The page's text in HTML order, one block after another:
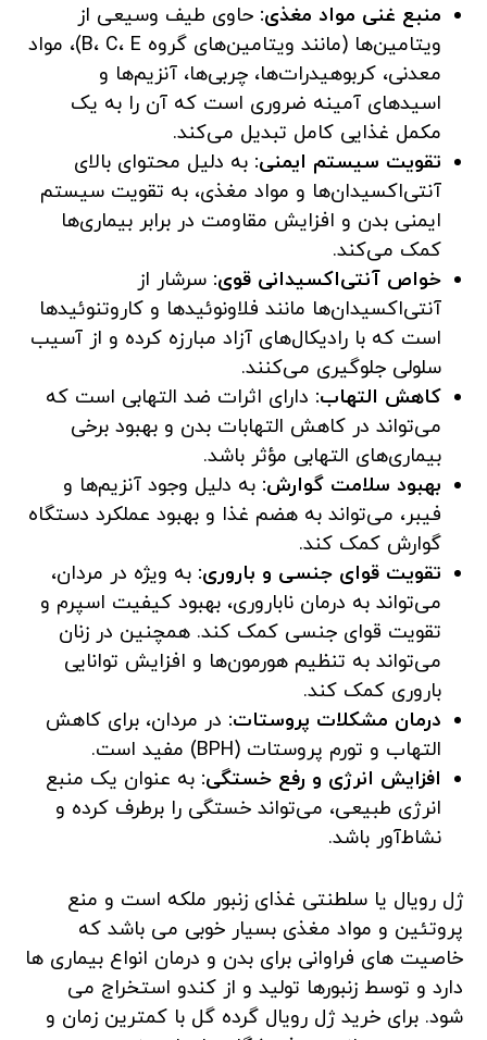
منبع غنی مواد مغذی: حاوی طیف وسیعی از
ویتامین‌ها (مانند ویتامین‌های گروه B، C، E)، مواد
معدنی، کربوهیدرات‌ها، چربی‌ها، آنزیم‌ها و
اسیدهای آمینه ضروری است که آن را به یک
مکمل غذایی کامل تبدیل می‌کند.
تقویت سیستم ایمنی: به دلیل محتوای بالای
آنتی‌اکسیدان‌ها و مواد مغذی، به تقویت سیستم
ایمنی بدن و افزایش مقاومت در برابر بیماری‌ها
کمک می‌کند.
خواص آنتی‌اکسیدانی قوی: سرشار از
آنتی‌اکسیدان‌ها مانند فلاونوئیدها و کاروتنوئیدها
است که با رادیکال‌های آزاد مبارزه کرده و از آسیب
سلولی جلوگیری می‌کنند.
کاهش التهاب: دارای اثرات ضد التهابی است که
می‌تواند در کاهش التهابات بدن و بهبود برخی
بیماری‌های التهابی مؤثر باشد.
بهبود سلامت گوارش: به دلیل وجود آنزیم‌ها و
فیبر، می‌تواند به هضم غذا و بهبود عملکرد دستگاه
گوارش کمک کند.
تقویت قوای جنسی و باروری: به ویژه در مردان،
می‌تواند به درمان ناباروری، بهبود کیفیت اسپرم و
تقویت قوای جنسی کمک کند. همچنین در زنان
می‌تواند به تنظیم هورمون‌ها و افزایش توانایی
باروری کمک کند.
درمان مشکلات پروستات: در مردان، برای کاهش
التهاب و تورم پروستات (BPH) مفید است.
افزایش انرژی و رفع خستگی: به عنوان یک منبع
انرژی طبیعی، می‌تواند خستگی را برطرف کرده و
نشاط‌آور باشد.
ژل رویال یا سلطنتی غذای زنبور ملکه است و منع
پروتئین و مواد مغذی بسیار خوبی می باشد که
خاصیت های فراوانی برای بدن و درمان انواع بیماری ها
دارد و توسط زنبورها تولید و از کندو استخراج می
شود. برای خرید ژل رویال گرده گل با کمترین زمان و